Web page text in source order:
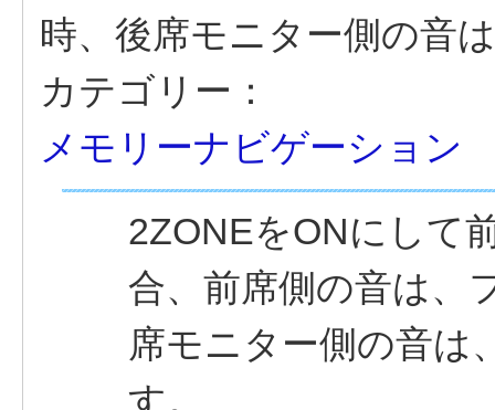
時、後席モニター側の音
カテゴリー：
メモリーナビゲーション
2ZONEをONにして
合、前席側の音は、
席モニター側の音は
す。